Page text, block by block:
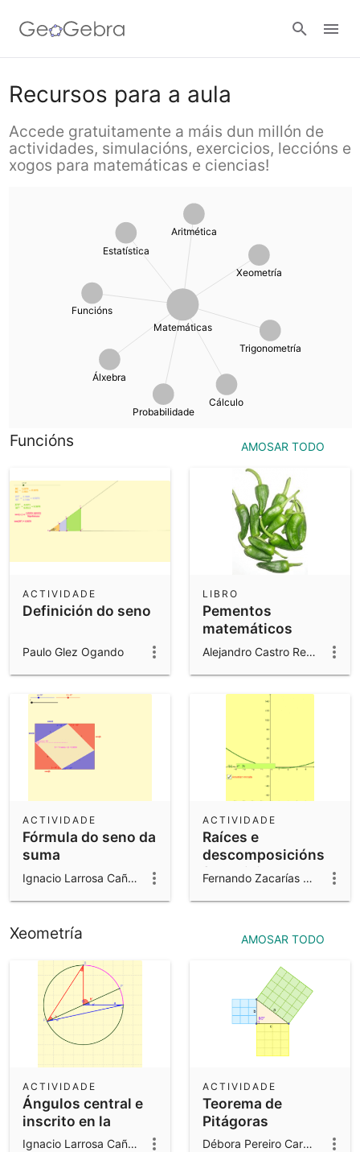
Materiais
Xeometría
Funcións
Álxebra
Aritmética
Consulta tódolos recursos comunitarios
Comeza cos nosos recursos
Calculadoras
Calculadora gráfica
Calculadora científica
Únete á clase
Conectar
Recursos para a aula
Accede gratuitamente a máis dun millón de
actividades, simulacións, exercicios, leccións e
xogos para matemáticas e ciencias!
Matemáticas
Álxebra
Aritmética
Cálculo
Funcións
Xeometría
Probabilidade
Estatística
Trigonometría
Funcións AMOSAR TODO
Definición do seno
ACTIVIDADE
Paulo Glez Ogando
Pementos
matemáticos
LIBRO
Alejandro Castro Redondo
Fórmula do seno da
suma
ACTIVIDADE
Ignacio Larrosa Cañestro
Raíces e
descomposicións
factoriais de
ACTIVIDADE
Fernando Zacarías Maceiras
Xeometría AMOSAR TODO
Ángulos central e
inscrito en la
circunferencia
ACTIVIDADE
Ignacio Larrosa Cañestro
Teorema de
Pitágoras
ACTIVIDADE
Débora Pereiro Carbajo